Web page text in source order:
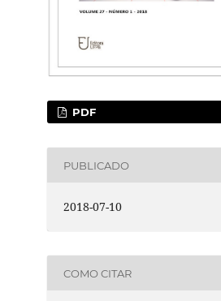
PDF
PUBLICADO
2018-07-10
COMO CITAR